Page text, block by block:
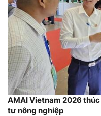
AMAI Vietnam 2026
tư nông nghiệp